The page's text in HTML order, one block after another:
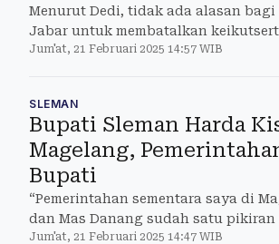
Menurut Dedi, tidak ada alasan
Jabar untuk membatalkan
Jum'at, 21 Februari 2025 14:57 WIB
SLEMAN
Bupati Sleman Harda
Magelang,
Bupati
“Pemerintahan sementara saya di
dan Mas Danang sudah satu
Jum'at, 21 Februari 2025 14:47 WIB